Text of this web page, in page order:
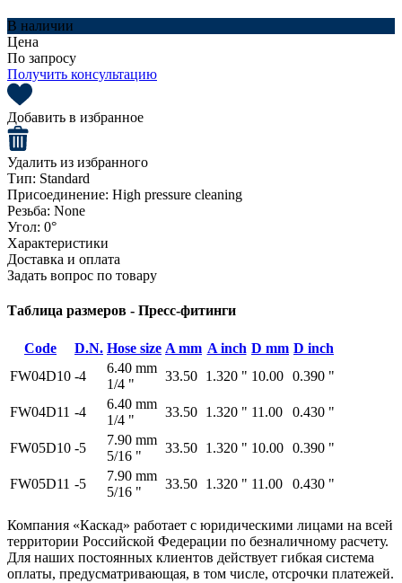
В наличии
Цена
По запросу
Получить консультацию
Добавить в избранное
Удалить из избранного
Тип: Standard
Присоединение: High pressure cleaning
Резьба: None
Угол: 0°
Характеристики
Доставка и оплата
Задать вопрос по товару
Таблица размеров - Пресс-фитинги
Code D.N. Hose size A mm A inch D mm D inch
FW04D10 -4
6.40 mm
1/4 "
33.50 1.320 " 10.00 0.390 "
FW04D11 -4
6.40 mm
1/4 "
33.50 1.320 " 11.00 0.430 "
FW05D10 -5
7.90 mm
5/16 "
33.50 1.320 " 10.00 0.390 "
FW05D11 -5
7.90 mm
5/16 "
33.50 1.320 " 11.00 0.430 "
Компания «Каскад» работает с юридическими лицами на всей
территории Российской Федерации по безналичному расчету.
Для наших постоянных клиентов действует гибкая система
оплаты, предусматривающая, в том числе, отсрочки платежей.